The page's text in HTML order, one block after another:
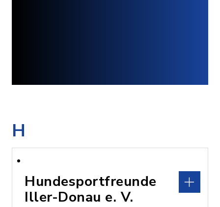
H
Hundesportfreunde
Iller-Donau e. V.